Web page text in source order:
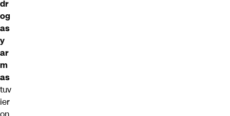
dr
og
as
y
ar
m
as
tuv
ier